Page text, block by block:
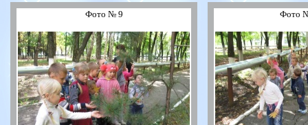
Фото № 9 Фото